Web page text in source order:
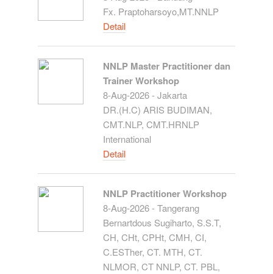
Fx. Praptoharsoyo,MT.NNLP
Detail
NNLP Master Practitioner dan
Trainer Workshop
8-Aug-2026 - Jakarta
DR.(H.C) ARIS BUDIMAN,
CMT.NLP, CMT.HRNLP
International
Detail
NNLP Practitioner Workshop
8-Aug-2026 - Tangerang
Bernartdous Sugiharto, S.S.T,
CH, CHt, CPHt, CMH, CI,
C.ESTher, CT. MTH, CT.
NLMOR, CT NNLP, CT. PBL,